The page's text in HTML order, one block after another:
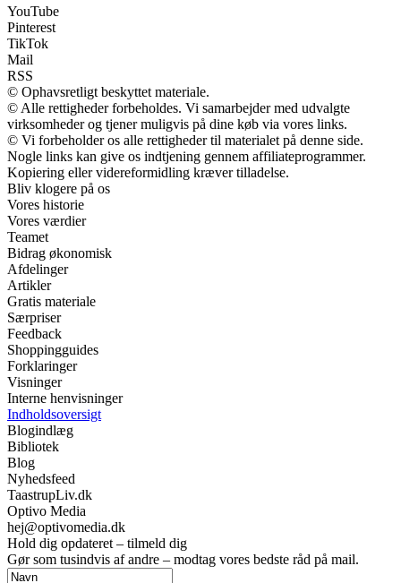
YouTube
Pinterest
TikTok
Mail
RSS
© Ophavsretligt beskyttet materiale.
© Alle rettigheder forbeholdes. Vi samarbejder med udvalgte
virksomheder og tjener muligvis på dine køb via vores links.
© Vi forbeholder os alle rettigheder til materialet på denne side.
Nogle links kan give os indtjening gennem affiliateprogrammer.
Kopiering eller videreformidling kræver tilladelse.
Bliv klogere på os
Vores historie
Vores værdier
Teamet
Bidrag økonomisk
Afdelinger
Artikler
Gratis materiale
Særpriser
Feedback
Shoppingguides
Forklaringer
Visninger
Interne henvisninger
Indholdsoversigt
Blogindlæg
Bibliotek
Blog
Nyhedsfeed
TaastrupLiv.dk
Optivo Media
hej@optivomedia.dk
Hold dig opdateret – tilmeld dig
Gør som tusindvis af andre – modtag vores bedste råd på mail.